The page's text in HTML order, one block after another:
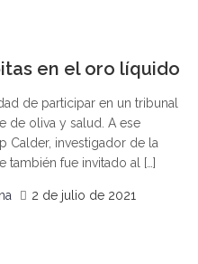
en el oro líquido
de participar en un tribunal
de oliva y salud. A ese
Calder, investigador de la
también fue invitado al […]
2 de julio de 2021